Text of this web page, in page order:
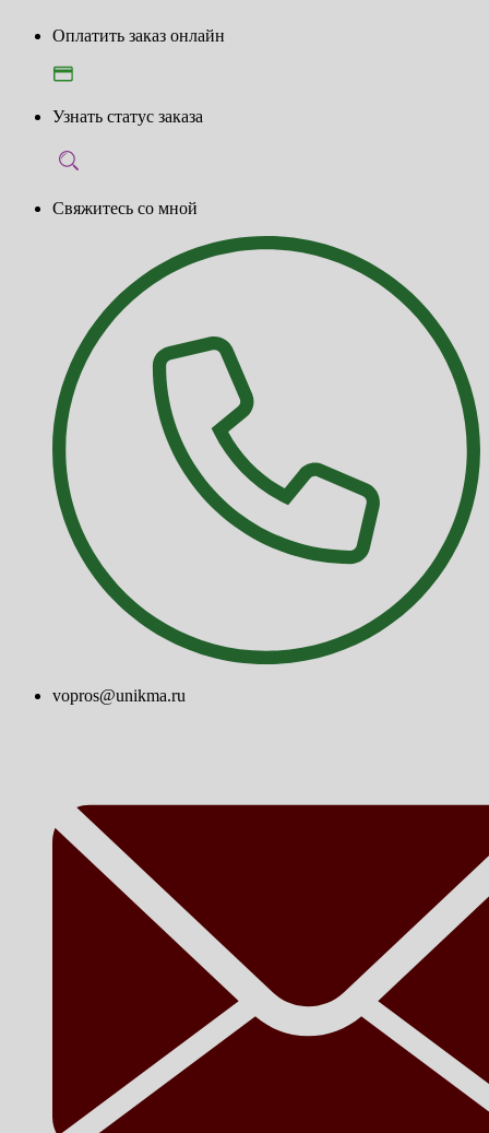
Оплатить заказ онлайн
Узнать статус заказа
Свяжитесь со мной
vopros@unikma.ru